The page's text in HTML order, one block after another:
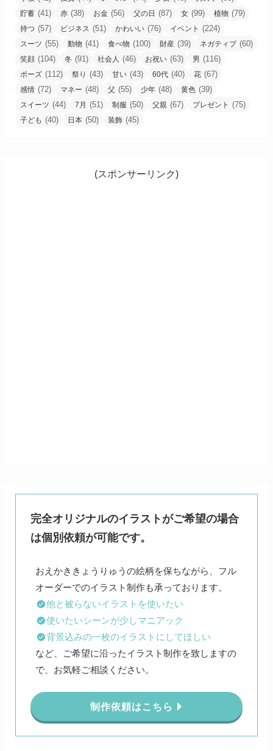
貯蓄 (41) 赤 (38) お金 (56) 父の日 (87) 女 (99) 植物 (79)
持つ (57) ビジネス (51) かわいい (76) イベント (224)
スーツ (55) 動物 (41) 食べ物 (100) 財産 (39) ネガティブ (60)
笑顔 (104) 冬 (91) 社会人 (46) お祝い (63) 男 (116)
ポーズ (112) 祭り (43) 甘い (43) 60代 (40) 花 (67)
感情 (72) マネー (48) 父 (55) 少年 (48) 黄色 (39)
スイーツ (44) 7月 (51) 制服 (50) 父親 (67) プレゼント (75)
子ども (40) 日本 (50) 装飾 (45)
(スポンサーリンク)
完全オリジナルのイラストがご希望の場合
は個別依頼が可能です。
おえかききょうりゅうの絵柄を保ちながら、フル
他と被らないイラストを使いたい
使いたいシーンが少しマニアック
背景込みの一枚のイラストにしてほしい
など、ご希望に沿ったイラスト制作を致しますの
で、お気軽ご相談ください。
制作依頼はこちら